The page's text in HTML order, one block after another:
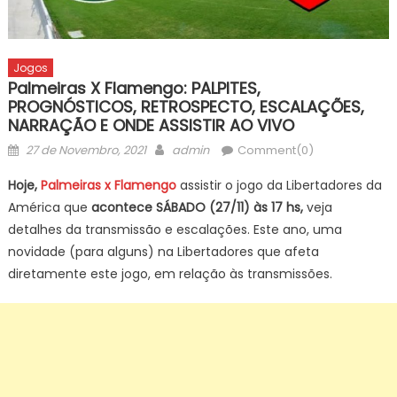
Jogos
Palmeiras X Flamengo: PALPITES,
PROGNÓSTICOS, RETROSPECTO, ESCALAÇÕES,
NARRAÇÃO E ONDE ASSISTIR AO VIVO
Posted
27 de Novembro, 2021 Author
admin Comment(0)
Hoje, Palmeiras x Flamengo assistir o jogo da Libertadores da
América que acontece SÁBADO (27/11) às 17 hs,veja
detalhes da transmissão e escalações. Este ano, uma
novidade (para alguns) na Libertadores que afeta
diretamente este jogo, em relação às transmissões.